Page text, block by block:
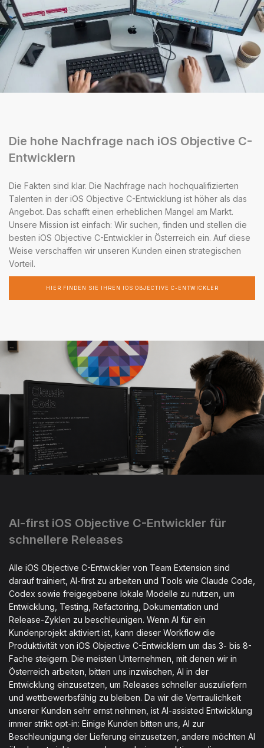
Die hohe Nachfrage nach iOS Objective C-
Entwicklern
Die Fakten sind klar. Die Nachfrage nach hochqualifizierten
Talenten in der iOS Objective C-Entwicklung ist höher als das
Angebot. Das schafft einen erheblichen Mangel am Markt.
Unsere Mission ist einfach: Wir suchen, finden und stellen die
besten iOS Objective C-Entwickler in Österreich ein. Auf diese
Weise verschaffen wir unseren Kunden einen strategischen
Vorteil.
HIER FINDEN SIE IHREN IOS OBJECTIVE C-ENTWICKLER
AI-first iOS Objective C-Entwickler für
schnellere Releases
Alle iOS Objective C-Entwickler von Team Extension sind
darauf trainiert, AI-first zu arbeiten und Tools wie Claude Code,
Codex sowie freigegebene lokale Modelle zu nutzen, um
Entwicklung, Testing, Refactoring, Dokumentation und
Release-Zyklen zu beschleunigen. Wenn AI für ein
Kundenprojekt aktiviert ist, kann dieser Workflow die
Produktivität von iOS Objective C-Entwicklern um das 3- bis 8-
Fache steigern. Die meisten Unternehmen, mit denen wir in
Österreich arbeiten, bitten uns inzwischen, AI in der
Entwicklung einzusetzen, um Releases schneller auszuliefern
und wettbewerbsfähig zu bleiben. Da wir die Vertraulichkeit
unserer Kunden sehr ernst nehmen, ist AI-assisted Entwicklung
immer strikt opt-in: Einige Kunden bitten uns, AI zur
Beschleunigung der Lieferung einzusetzen, andere möchten AI